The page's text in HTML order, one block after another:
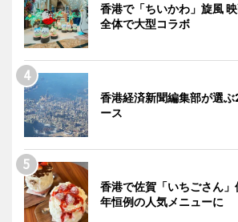
香港で「ちいかわ」旋風
全体で大型コラボ
香港経済新聞編集部が選
ース
香港で佐賀「いちごさん
年恒例の人気メニューに